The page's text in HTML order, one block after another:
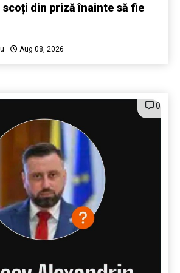
din priză înainte să fie
Aug 08, 2026
0